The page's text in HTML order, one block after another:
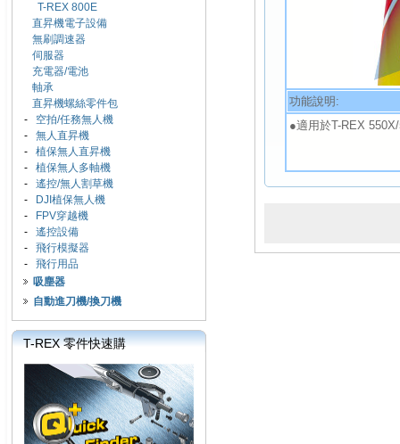
T-REX 800E
直昇機電子設備
無刷調速器
伺服器
充電器/電池
軸承
直昇機螺絲零件包
- 空拍/任務無人機
- 無人直昇機
- 植保無人直昇機
- 植保無人多軸機
- 遙控/無人割草機
-
DJI植保無人機
-
FPV穿越機
- 遙控設備
- 飛行模擬器
- 飛行用品
吸塵器
自動進刀機/換刀機
T-REX 零件快速購
功能說明:
●適用於T-REX